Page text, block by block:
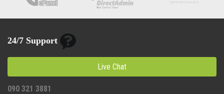
24/7 Support
Live Chat
090 321 3881